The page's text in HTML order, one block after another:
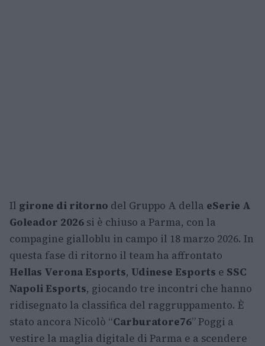
Il girone di ritorno del Gruppo A della eSerie A
Goleador 2026 si è chiuso a Parma, con la
compagine gialloblu in campo il 18 marzo 2026. In
questa fase di ritorno il team ha affrontato
Hellas Verona Esports, Udinese Esports e SSC
Napoli Esports, giocando tre incontri che hanno
ridisegnato la classifica del raggruppamento. È
stato ancora Nicolò “Carburatore76” Poggi a
vestire la maglia digitale di Parma e a scendere